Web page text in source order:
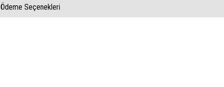
Ödeme Seçenekleri